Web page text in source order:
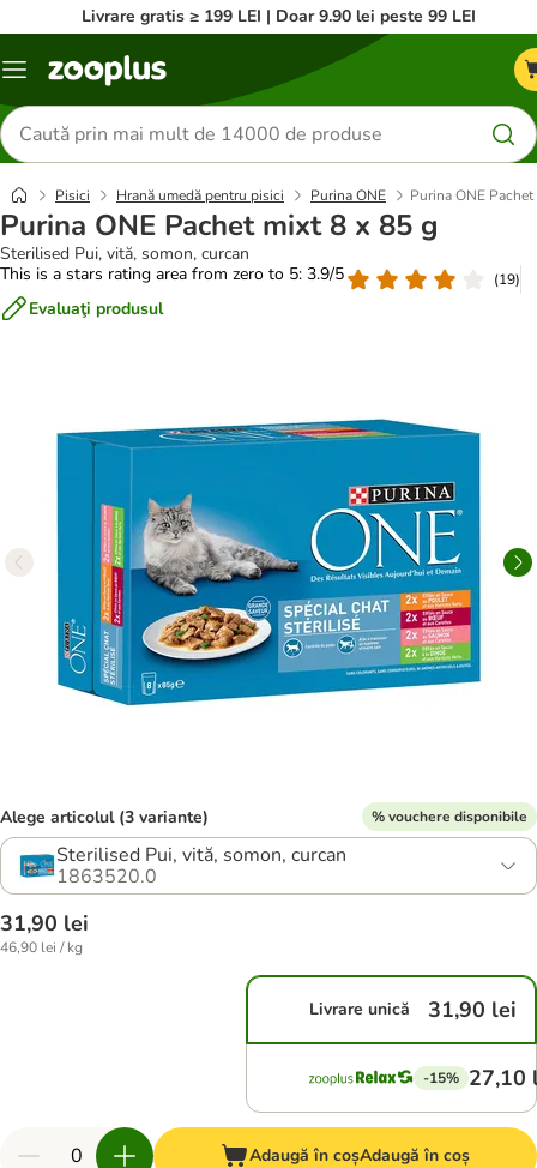
Livrare gratis ≥ 199 LEI | Doar 9.90 lei peste 99 LEI
Categorii
Căutare
produse
Pisici Hrană umedă pentru pisici Purina ONE Purina ONE
Purina ONE Pachet mixt 8 x 85 g
Sterilised Pui, vită, somon, curcan
This is a stars rating area from zero to 5: 3.9/5
(19)
Evaluaţi produsul
Alege articolul (3 variante) % vouchere disponibile
Sterilised Pui, vită, somon, curcan
1863520.0
31,90 lei
46,90 lei / kg
Livrare unică 31,90 lei
-15% 27,10
Adaugă în coșAdaugă în coș